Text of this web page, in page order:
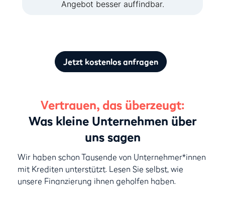
Angebot besser auffindbar.
Jetzt kostenlos anfragen
Vertrauen, das überzeugt:
Was kleine Unternehmen über
uns sagen
Wir haben schon Tausende von Unternehmer*innen
mit Krediten unterstützt. Lesen Sie selbst, wie
unsere Finanzierung ihnen geholfen haben.